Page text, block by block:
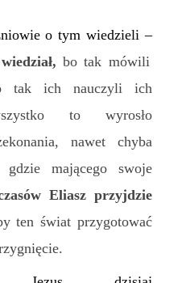
o tym wiedzieli –
bo tak mówili
tak ich nauczyli ich
to wyrosło
nawet chyba
mającego swoje
Eliasz przyjdzie
ten świat przygotować